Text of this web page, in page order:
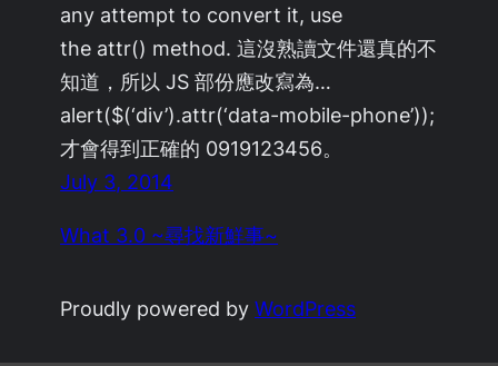
any attempt to convert it, use
the attr() method. 這沒熟讀文件還真的不
知道，所以 JS 部份應改寫為…
alert($(‘div’).attr(‘data-mobile-phone’));
才會得到正確的 0919123456。
July 3, 2014
What 3.0 ~尋找新鮮事~
Proudly powered byWordPress